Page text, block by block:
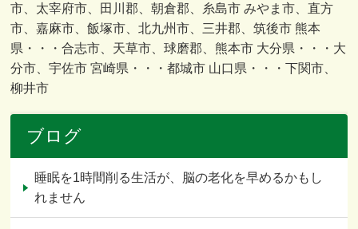
市、太宰府市、田川郡、朝倉郡、糸島市 みやま市、直方
市、嘉麻市、飯塚市、北九州市、三井郡、筑後市 熊本
県・・・合志市、天草市、球磨郡、熊本市 大分県・・・大
分市、宇佐市 宮崎県・・・都城市 山口県・・・下関市、
柳井市
ブログ
睡眠を1時間削る生活が、脳の老化を早めるかもし
れません